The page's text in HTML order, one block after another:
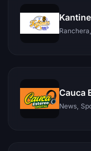
Cauca
News,